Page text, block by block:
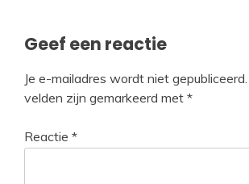
Geef een reactie
Je e-mailadres wordt niet gepubliceerd.
velden zijn gemarkeerd met *
Reactie *